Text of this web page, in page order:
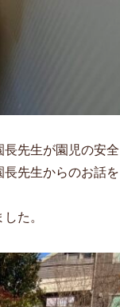
先生が園児の安全
先生からのお話を
た。